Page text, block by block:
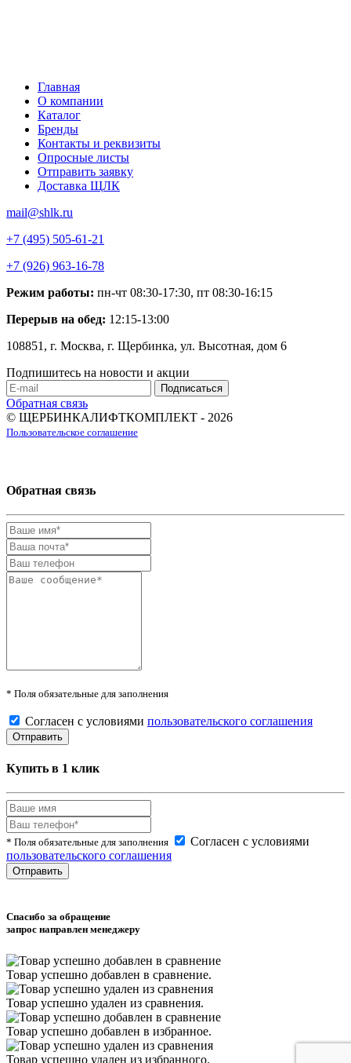
Главная
О компании
Каталог
Бренды
Контакты и реквизиты
Опросные листы
Отправить заявку
Доставка ЩЛК
mail@shlk.ru
+7 (495) 505-61-21
+7 (926) 963-16-78
Режим работы: пн-чт 08:30-17:30, пт 08:30-16:15
Перерыв на обед: 12:15-13:00
108851, г. Москва, г. Щербинка, ул. Высотная, дом 6
Подпишитесь на новости и акции
Обратная связь
© ЩЕРБИНКАЛИФТКОМПЛЕКТ - 2026
Пользовательское соглашение
Обратная связь
* Поля обязательные для заполнения
Согласен с условиями пользовательского соглашения
Купить в 1 клик
* Поля обязательные для заполнения
Согласен с условиями
пользовательского соглашения
Спасибо за обращение
запрос направлен менеджеру
Товар успешно добавлен в сравнение.
Товар успешно удален из сравнения.
Товар успешно добавлен в избранное.
Товар успешно удален из избранного.